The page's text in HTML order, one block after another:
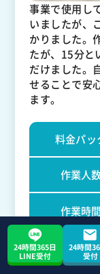
事業で使用し
いましたが、
かりました。
たが、15分と
だけました。
せることで安
ます。
料金パッ
作業人
作業時間
24時間365日
LINE受付
24時間
受付